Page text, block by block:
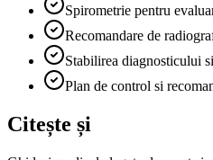
Spirometrie pentru
Recomandare de
Stabilirea diagnosticului
Plan de control si
Citește și